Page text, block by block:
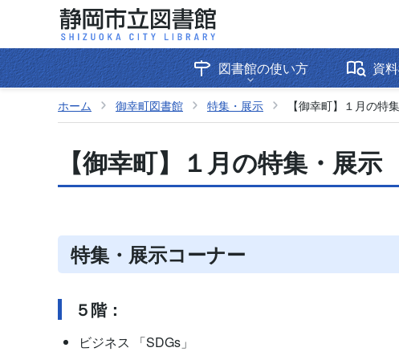
図書館の使い方 資
ホーム 御幸町図書館 特集・展示 【御幸町】１月の特
【御幸町】１月の特集・展示
特集・展示コーナー
５階：
ビジネス 「SDGs」